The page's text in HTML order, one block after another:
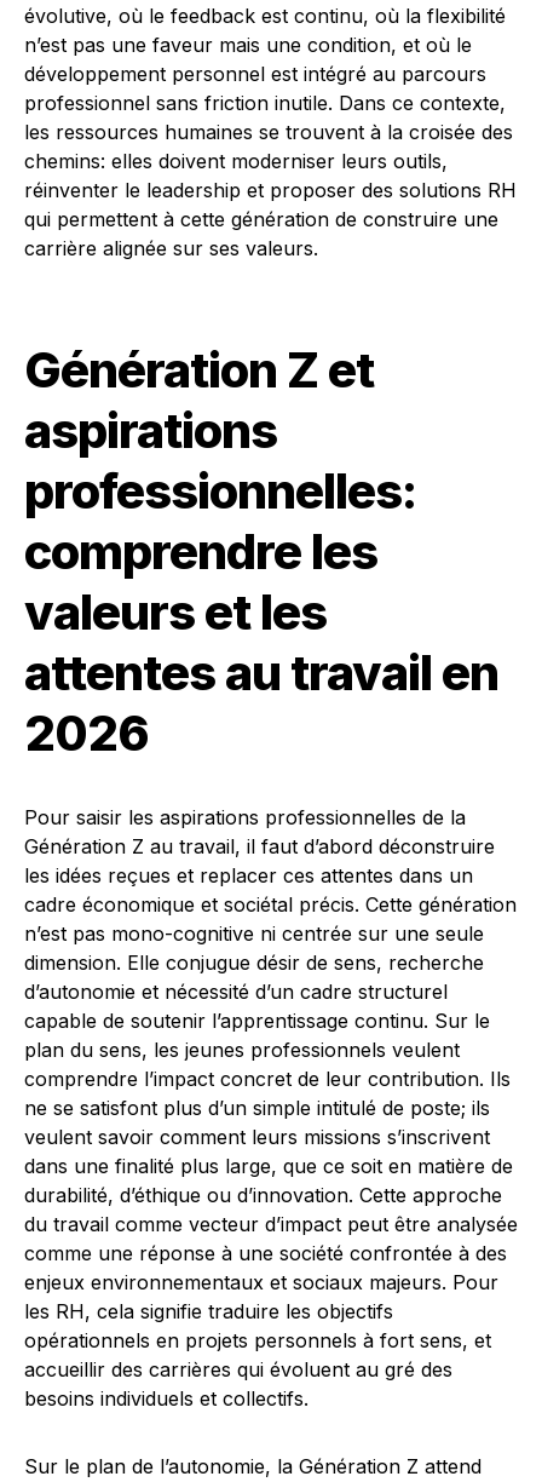
évolutive, où le feedback est continu, où la flexibilité
n’est pas une faveur mais une condition, et où le
développement personnel est intégré au parcours
professionnel sans friction inutile. Dans ce contexte,
les ressources humaines se trouvent à la croisée des
chemins: elles doivent moderniser leurs outils,
réinventer le leadership et proposer des solutions RH
qui permettent à cette génération de construire une
carrière alignée sur ses valeurs.
Génération Z et
aspirations
professionnelles:
comprendre les
valeurs et les
attentes au travail en
2026
Pour saisir les aspirations professionnelles de la
Génération Z au travail, il faut d’abord déconstruire
les idées reçues et replacer ces attentes dans un
cadre économique et sociétal précis. Cette génération
n’est pas mono-cognitive ni centrée sur une seule
dimension. Elle conjugue désir de sens, recherche
d’autonomie et nécessité d’un cadre structurel
capable de soutenir l’apprentissage continu. Sur le
plan du sens, les jeunes professionnels veulent
comprendre l’impact concret de leur contribution. Ils
ne se satisfont plus d’un simple intitulé de poste; ils
veulent savoir comment leurs missions s’inscrivent
dans une finalité plus large, que ce soit en matière de
durabilité, d’éthique ou d’innovation. Cette approche
du travail comme vecteur d’impact peut être analysée
comme une réponse à une société confrontée à des
enjeux environnementaux et sociaux majeurs. Pour
les RH, cela signifie traduire les objectifs
opérationnels en projets personnels à fort sens, et
accueillir des carrières qui évoluent au gré des
besoins individuels et collectifs.
Sur le plan de l’autonomie, la Génération Z attend